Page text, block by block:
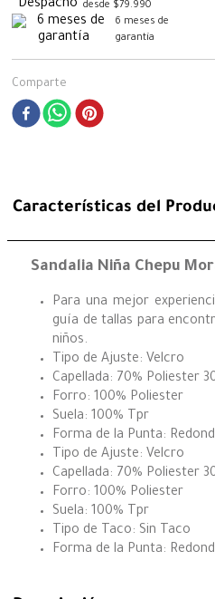
desde $79.990
6 meses de
garantía
Comparte
Características del
Sandalia Niña Chepu
Para una mejor
guía de tallas para
niños.
Tipo de Ajuste: Velcro
Capellada: 70% Poliester
Forro: 100% Poliester
Suela: 100% Tpr
Forma de la Punta:
Tipo de Ajuste: Velcro
Capellada: 70% Poliester
Forro: 100% Poliester
Suela: 100% Tpr
Tipo de Taco: Sin Taco
Forma de la Punta: